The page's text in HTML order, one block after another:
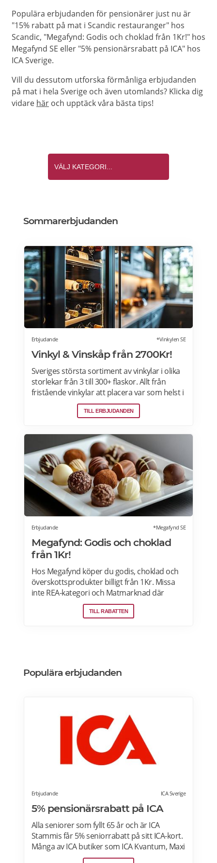
Populära erbjudanden för pensionärer just nu är
"15% rabatt på mat i Scandic restauranger" hos
Scandic, "Megafynd: Godis och choklad från 1Kr!" hos
Megafynd SE eller "5% pensionärsrabatt på ICA" hos
ICA Sverige.
Vill du dessutom utforska förmånliga erbjudanden
på mat i hela Sverige och även utomlands? Klicka dig
vidare här och upptäck våra bästa tips!
Sommarerbjudanden
Erbjudande *Vinkylen SE
Vinkyl & Vinskåp från 2700Kr!
Sveriges största sortiment av vinkylar i olika
storlekar från 3 till 300+ flaskor. Allt från
fristående vinkylar att placera var som helst i
hemmet, till inbyggda eller integrerbara
vinkylar som elegant smälter in i
Designa din vinkyl i vilken färg du vill! Läs
mer>>>
TILL ERBJUDANDEN
Erbjudande *Megafynd SE
Megafynd: Godis och choklad
från 1Kr!
Hos Megafynd köper du godis, choklad och
överskottsprodukter billigt från 1Kr. Missa
inte REA-kategori och Matmarknad där
Megafynd har hundratals aktuella
erbjudanden varje dag. Läs mer om
TILL RABATTEN
Populära erbjudanden
Erbjudande ICA Sverige
5% pensionärsrabatt på ICA
Alla seniorer som fyllt 65 år och är ICA
Stammis får 5% seniorrabatt på sitt ICA-kort.
Många av ICA butiker som ICA Kvantum, Maxi
Stormarknad eller ICA Supermarket erbjuder